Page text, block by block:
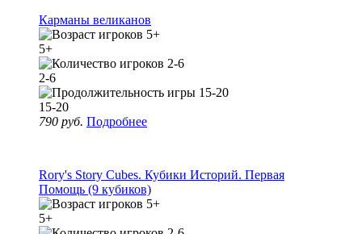
Карманы великанов
5+
2-6
15-20
790 руб. Подробнее
Rory's Story Cubes. Кубики Историй. Первая
Помощь (9 кубиков)
5+